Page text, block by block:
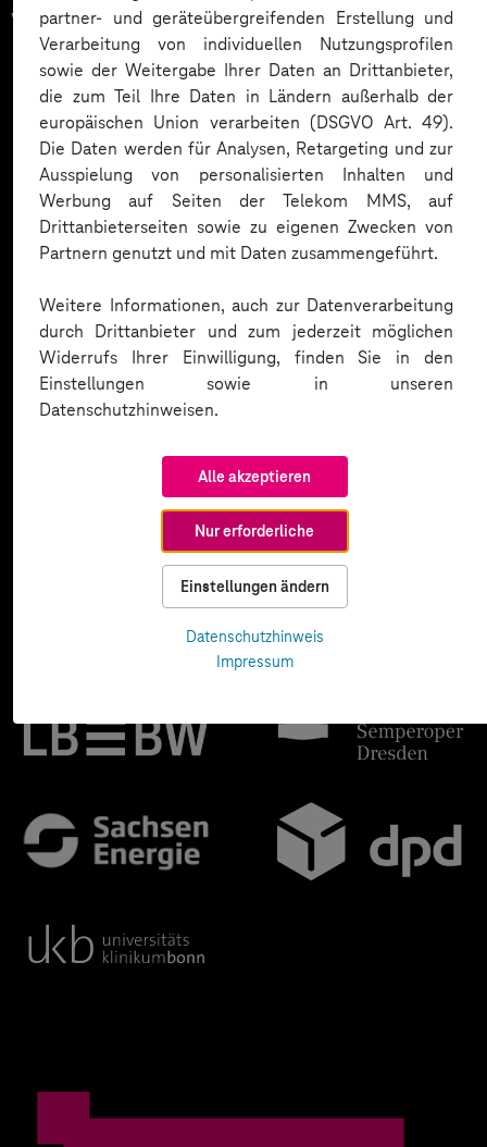
partner- und geräteübergreifenden Erstellung und
Verarbeitung von individuellen Nutzungsprofilen
sowie der Weitergabe Ihrer Daten an Drittanbieter,
die zum Teil Ihre Daten in Ländern außerhalb der
europäischen Union verarbeiten (DSGVO Art. 49).
Die Daten werden für Analysen, Retargeting und zur
Ausspielung von personalisierten Inhalten und
Werbung auf Seiten der Telekom MMS, auf
Drittanbieterseiten sowie zu eigenen Zwecken von
Partnern genutzt und mit Daten zusammengeführt.
Weitere Informationen, auch zur Datenverarbeitung
durch Drittanbieter und zum jederzeit möglichen
Widerrufs Ihrer Einwilligung, finden Sie in den
Einstellungen sowie in unseren
Datenschutzhinweisen.
Alle akzeptieren
Nur erforderliche
Einstellungen ändern
Datenschutzhinweis
Impressum
vertrauen auf unsere
Expertise. Hier eine Auswahl: